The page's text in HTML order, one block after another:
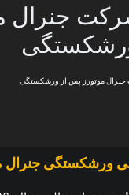
جنرال
جنرال موتورز پس از ورشکستگی
ورشکستگی جنرال